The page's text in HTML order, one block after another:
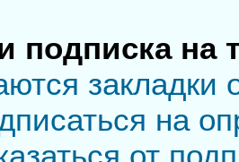
подписка на
закладки
на